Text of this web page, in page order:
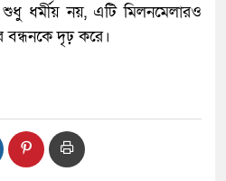
ধর্মীয় নয়, এটি মিলনমেলারও
বন্ধনকে দৃঢ় করে।